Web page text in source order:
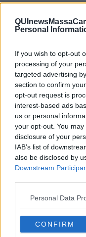
Personal
If you wish to opt-out
processing of your
targeted advertising
section to confirm
opt-out request is
interest-based ads
us or personal
your opt-out. You
disclosure of your
IAB’s list of
also be disclosed by
Downstream
Personal Data
CONFIRM
E poi, forse, c'è
potrebbero tentare di
Offrendo prestazioni di
private e spiccioli
segmenti di pubblico
abilità combinatorie.
fiuto per il business.
maggior parte dei
non ha.
Allora?
Forse se la Regione
lavoro culturale che si è
stimolare la crescita di
I soldi per formare
Roberto Cerri